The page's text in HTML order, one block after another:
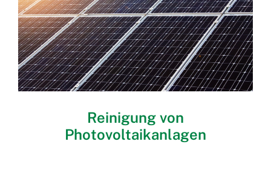
Reinigung von
Photovoltaikanlagen